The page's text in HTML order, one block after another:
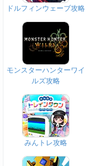
ドルフィンウェーブ攻略
モンスターハンターワイ
ルズ攻略
みんトレ攻略